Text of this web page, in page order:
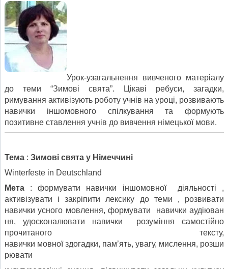
Урок-узагальнення вивченого матеріалу
до теми “Зимові свята”. Цікаві ребуси, загадки,
римування активізують роботу учнів на уроці, розвивають
навички іншомовного спілкування та формують
позитивне ставлення учнів до вивчення німецької мови.
Тема : Зимові свята у Німеччині
Winterfeste in Deutschland
Мета : формувати навички іншомовної діяльності ,
активізувати і закріпити лексику до теми , розвивати
навички усного мовлення, формувати навички аудіюван
ня, удосконалювати навички розуміння самостійно
прочитаного тексту,
навички мовної здогадки, пам’ять, увагу, мислення, розши
рювати